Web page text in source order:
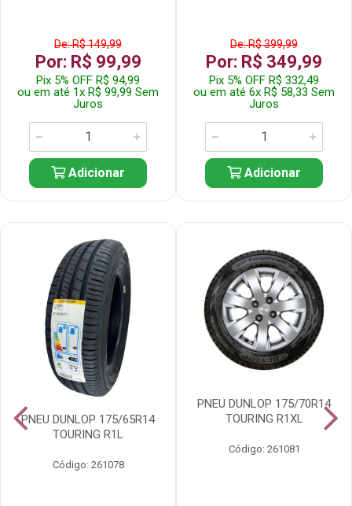
De: R$ 149,99
Por: R$ 99,99
Pix 5% OFF R$ 94,99
ou em até 1x R$ 99,99 Sem
Juros
Adicionar
De: R$ 399,99
Por: R$ 349,99
Pix 5% OFF R$ 332,49
ou em até 6x R$ 58,33 Sem
Juros
Adicionar
PNEU DUNLOP 175/65R14
TOURING R1L
Código: 261078
PNEU DUNLOP 175/70R14
TOURING R1XL
Código: 261081